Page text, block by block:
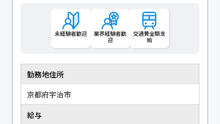
未経験者歓迎
業界経験者歓
迎
交通費全額支
給
勤務地住所
京都府宇治市
給与